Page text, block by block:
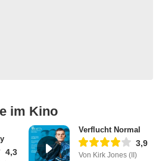
im Kino
4,3
Verflucht Normal
3,9
Von Kirk Jones (II)